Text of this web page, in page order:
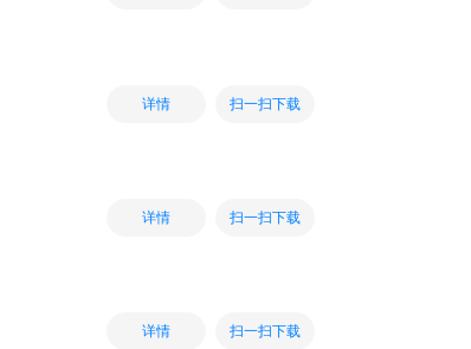
详情 扫一扫下载
详情 扫一扫下载
详情 扫一扫下载